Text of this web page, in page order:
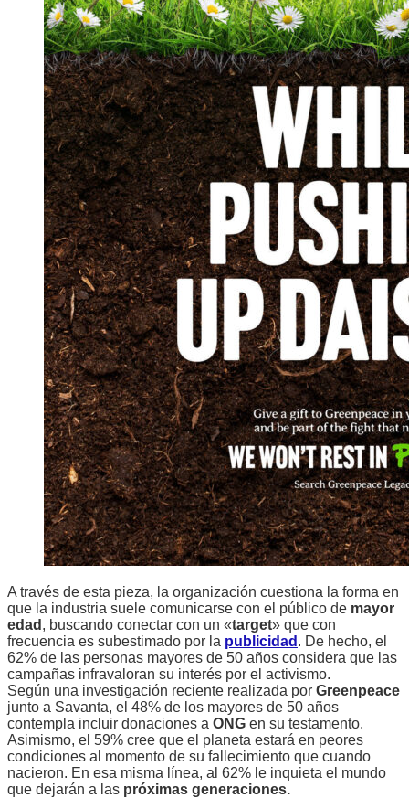
A través de esta pieza, la organización cuestiona la forma en
que la industria suele comunicarse con el público de mayor
edad , buscando conectar con un «target» que con
frecuencia es subestimado por la publicidad . De hecho, el
62% de las personas mayores de 50 años considera que las
campañas infravaloran su interés por el activismo.
Según una investigación reciente realizada por Greenpeace
junto a Savanta, el 48% de los mayores de 50 años
contempla incluir donaciones a ONG en su testamento.
Asimismo, el 59% cree que el planeta estará en peores
condiciones al momento de su fallecimiento que cuando
nacieron. En esa misma línea, al 62% le inquieta el mundo
que dejarán a las próximas generaciones.